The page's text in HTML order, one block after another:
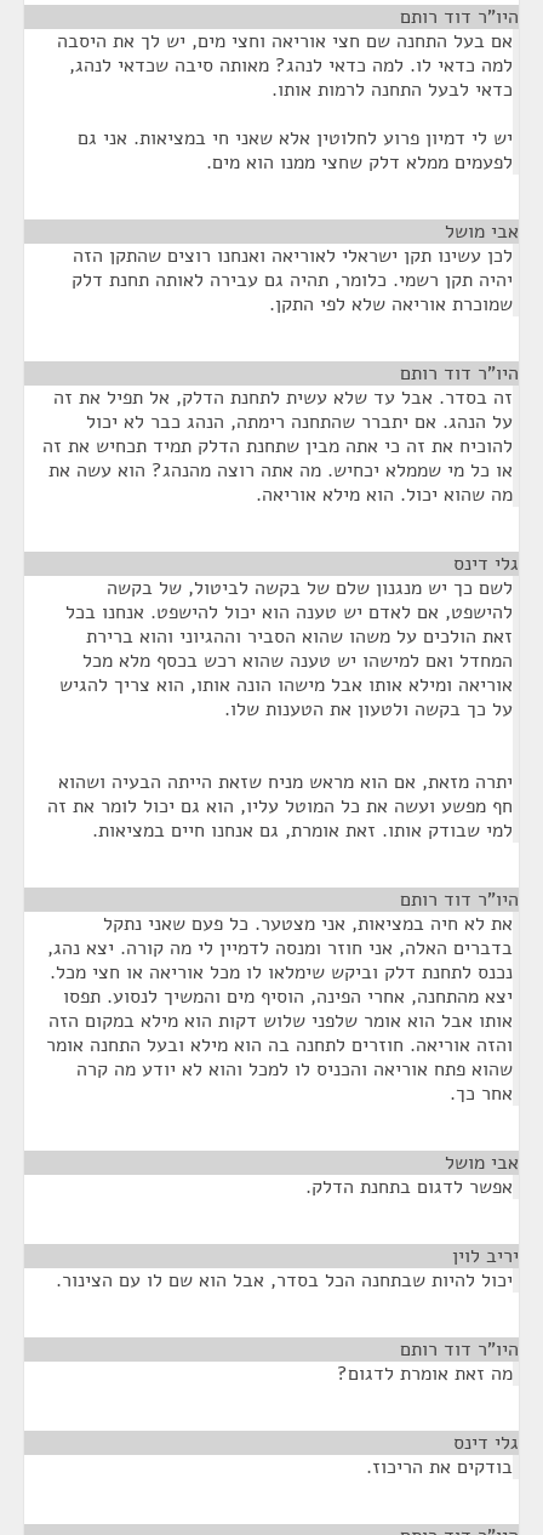
היו"ר דוד רותם
אם בעל התחנה שם חצי אוריאה וחצי מים, יש לך את היסבה
למה כדאי לו. למה כדאי לנהג? מאותה סיבה שכדאי לנהג,
כדאי לבעל התחנה לרמות אותו.
יש לי דמיון פרוע לחלוטין אלא שאני חי במציאות. אני גם
לפעמים ממלא דלק שחצי ממנו הוא מים.
אבי מושל
לכן עשינו תקן ישראלי לאוריאה ואנחנו רוצים שהתקן הזה
יהיה תקן רשמי. כלומר, תהיה גם עבירה לאותה תחנת דלק
שמוכרת אוריאה שלא לפי התקן.
היו"ר דוד רותם
זה בסדר. אבל עד שלא עשית לתחנת הדלק, אל תפיל את זה
על הנהג. אם יתברר שהתחנה רימתה, הנהג כבר לא יכול
להוכיח את זה כי אתה מבין שתחנת הדלק תמיד תכחיש את זה
או כל מי שממלא יכחיש. מה אתה רוצה מהנהג? הוא עשה את
מה שהוא יכול. הוא מילא אוריאה.
גלי דינס
לשם כך יש מנגנון שלם של בקשה לביטול, של בקשה
להישפט, אם לאדם יש טענה הוא יכול להישפט. אנחנו בכל
זאת הולכים על משהו שהוא הסביר וההגיוני והוא ברירת
המחדל ואם למישהו יש טענה שהוא רכש בכסף מלא מכל
אוריאה ומילא אותו אבל מישהו הונה אותו, הוא צריך להגיש
על כך בקשה ולטעון את הטענות שלו.
יתרה מזאת, אם הוא מראש מניח שזאת הייתה הבעיה ושהוא
חף מפשע ועשה את כל המוטל עליו, הוא גם יכול לומר את זה
למי שבודק אותו. זאת אומרת, גם אנחנו חיים במציאות.
היו"ר דוד רותם
את לא חיה במציאות, אני מצטער. כל פעם שאני נתקל
בדברים האלה, אני חוזר ומנסה לדמיין לי מה קורה. יצא נהג,
נכנס לתחנת דלק וביקש שימלאו לו מכל אוריאה או חצי מכל.
יצא מהתחנה, אחרי הפינה, הוסיף מים והמשיך לנסוע. תפסו
אותו אבל הוא אומר שלפני שלוש דקות הוא מילא במקום הזה
והזה אוריאה. חוזרים לתחנה בה הוא מילא ובעל התחנה אומר
שהוא פתח אוריאה והכניס לו למכל והוא לא יודע מה קרה
אחר כך.
אבי מושל
אפשר לדגום בתחנת הדלק.
יריב לוין
יכול להיות שבתחנה הכל בסדר, אבל הוא שם לו עם הצינור.
היו"ר דוד רותם
מה זאת אומרת לדגום?
גלי דינס
בודקים את הריכוז.